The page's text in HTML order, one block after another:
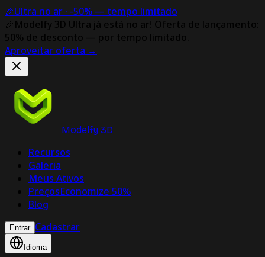
🎉Ultra no ar · -50% — tempo limitado
🎉Modelfy 3D Ultra já está no ar! Oferta de lançamento:
50% de desconto — por tempo limitado.
Aproveitar oferta →
Modelfy 3D
Recursos
Galeria
Meus Ativos
PreçosEconomize 50%
Blog
Entrar Cadastrar
Idioma